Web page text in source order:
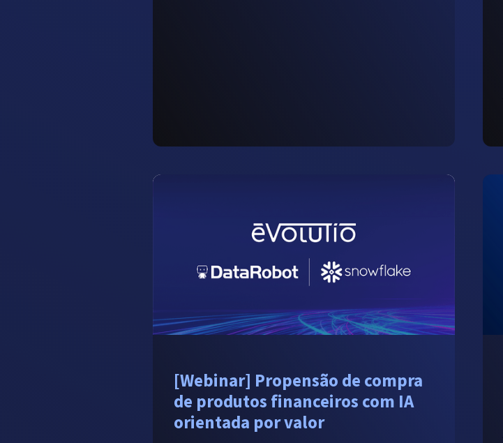
[Webinar] Propensão de compra
de produtos financeiros com IA
orientada por valor